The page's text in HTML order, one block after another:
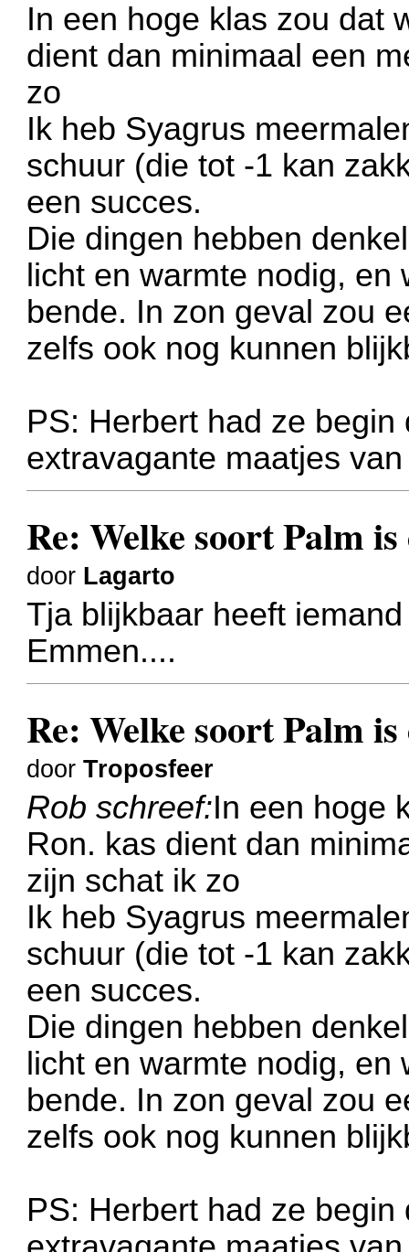
In een hoge klas zou dat
dient dan minimaal een
zo
Ik heb Syagrus
schuur (die tot -1 kan
een succes.
Die dingen hebben
licht en warmte nodig,
bende. In zon geval zou
zelfs ook nog kunnen
PS: Herbert had ze
extravagante maatjes
Re: Welke soort Palm
door Lagarto
Tja blijkbaar heeft
Emmen....
Re: Welke soort Palm
doorTroposfeer
Rob schreef:In een hoge
Ron. kas dient dan
zijn schat ik zo
Ik heb Syagrus
schuur (die tot -1 kan
een succes.
Die dingen hebben
licht en warmte nodig,
bende. In zon geval zou
zelfs ook nog kunnen
PS: Herbert had ze